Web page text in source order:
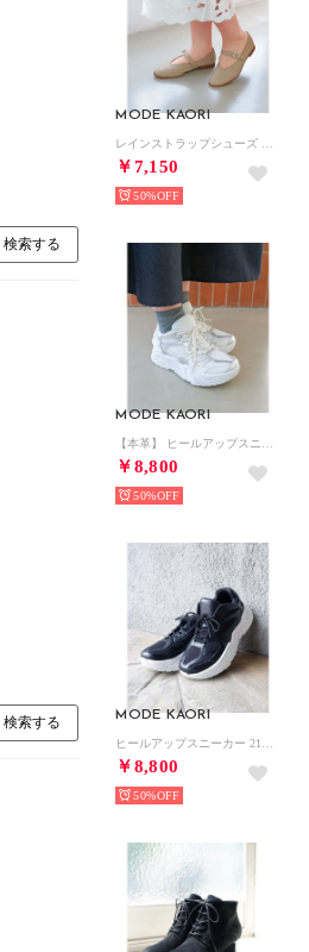
MODE KAORI
￥7,150
50%
MODE KAORI
￥8,800
50%
MODE KAORI
￥8,800
50%